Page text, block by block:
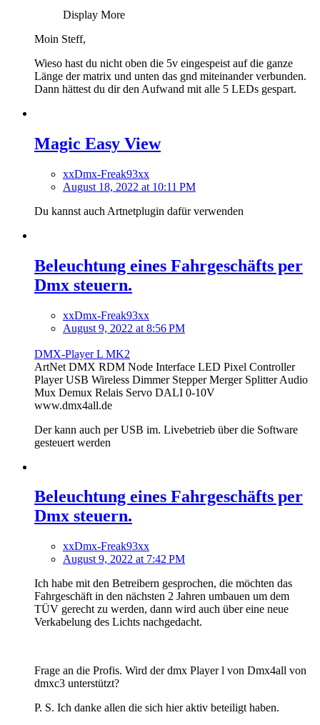
Display More
Moin Steff,
Wieso hast du nicht oben die 5v eingespeist auf die ganze
Länge der matrix und unten das gnd miteinander verbunden.
Dann hättest du dir den Aufwand mit alle 5 LEDs gespart.
Magic Easy View
xxDmx-Freak93xx
August 18, 2022 at 10:11 PM
Du kannst auch Artnetplugin dafür verwenden
Beleuchtung eines Fahrgeschäfts per
Dmx steuern.
xxDmx-Freak93xx
August 9, 2022 at 8:56 PM
DMX-Player L MK2
ArtNet DMX RDM Node Interface LED Pixel Controller
Player USB Wireless Dimmer Stepper Merger Splitter Audio
Mux Demux Relais Servo DALI 0-10V
www.dmx4all.de
Der kann auch per USB im. Livebetrieb über die Software
gesteuert werden
Beleuchtung eines Fahrgeschäfts per
Dmx steuern.
xxDmx-Freak93xx
August 9, 2022 at 7:42 PM
Ich habe mit den Betreibern gesprochen, die möchten das
Fahrgeschäft in den nächsten 2 Jahren umbauen um dem
TÜV gerecht zu werden, dann wird auch über eine neue
Verkabelung des Lichts nachgedacht.
Frage an die Profis. Wird der dmx Player l von Dmx4all von
dmxc3 unterstützt?
P. S. Ich danke allen die sich hier aktiv beteiligt haben.